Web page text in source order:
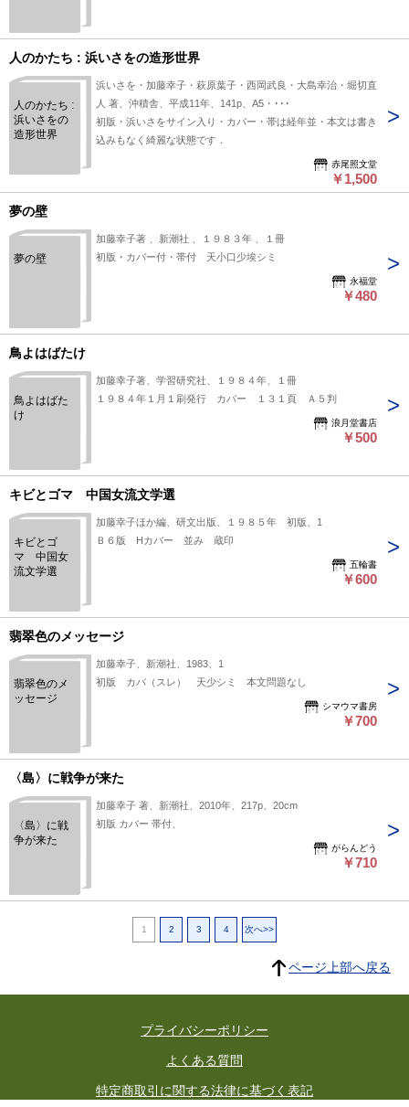
人のかたち : 浜いさをの造形世界
人のかたち :
浜いさをの
造形世界
浜いさを・加藤幸子・萩原葉子・西岡武良・大島幸治・堀切直
人 著、沖積舎、平成11年、141p、A5・･･･
初版・浜いさをサイン入り・カバー・帯は経年並・本文は書き
込みもなく綺麗な状態です．
赤尾照文堂
￥1,500
夢の壁
夢の壁
加藤幸子著 、新潮社 、１９８３年 、１冊
初版・カバー付・帯付 天小口少埃シミ
永福堂
￥480
鳥よはばたけ
鳥よはばた
け
加藤幸子著、学習研究社、１９８４年、１冊
１９８４年１月１刷発行 カバー １３１頁 Ａ５判
浪月堂書店
￥500
キビとゴマ 中国女流文学選
キビとゴ
マ 中国女
流文学選
加藤幸子ほか編、研文出版、１９８５年 初版、1
Ｂ６版 Hカバー 並み 蔵印
五輪書
￥600
翡翠色のメッセージ
翡翠色のメ
ッセージ
加藤幸子、新潮社、1983、1
初版 カバ（スレ） 天少シミ 本文問題なし
シマウマ書房
￥700
〈島〉に戦争が来た
〈島〉に戦
争が来た
加藤幸子 著、新潮社、2010年、217p、20cm
初版 カバー 帯付、
がらんどう
￥710
1 2 3 4 次へ>>
ページ上部へ戻る
プライバシーポリシー
よくある質問
特定商取引に関する法律に基づく表記